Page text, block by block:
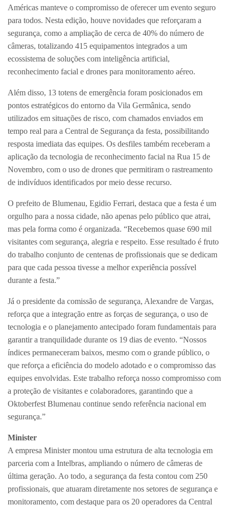
Américas manteve o compromisso de oferecer um evento seguro
para todos. Nesta edição, houve novidades que reforçaram a
segurança, como a ampliação de cerca de 40% do número de
câmeras, totalizando 415 equipamentos integrados a um
ecossistema de soluções com inteligência artificial,
reconhecimento facial e drones para monitoramento aéreo.
Além disso, 13 totens de emergência foram posicionados em
pontos estratégicos do entorno da Vila Germânica, sendo
utilizados em situações de risco, com chamados enviados em
tempo real para a Central de Segurança da festa, possibilitando
resposta imediata das equipes. Os desfiles também receberam a
aplicação da tecnologia de reconhecimento facial na Rua 15 de
Novembro, com o uso de drones que permitiram o rastreamento
de indivíduos identificados por meio desse recurso.
O prefeito de Blumenau, Egidio Ferrari, destaca que a festa é um
orgulho para a nossa cidade, não apenas pelo público que atrai,
mas pela forma como é organizada. “Recebemos quase 690 mil
visitantes com segurança, alegria e respeito. Esse resultado é fruto
do trabalho conjunto de centenas de profissionais que se dedicam
para que cada pessoa tivesse a melhor experiência possível
durante a festa.”
Já o presidente da comissão de segurança, Alexandre de Vargas,
reforça que a integração entre as forças de segurança, o uso de
tecnologia e o planejamento antecipado foram fundamentais para
garantir a tranquilidade durante os 19 dias de evento. “Nossos
índices permaneceram baixos, mesmo com o grande público, o
que reforça a eficiência do modelo adotado e o compromisso das
equipes envolvidas. Este trabalho reforça nosso compromisso com
a proteção de visitantes e colaboradores, garantindo que a
Oktoberfest Blumenau continue sendo referência nacional em
segurança.”
Minister
A empresa Minister montou uma estrutura de alta tecnologia em
parceria com a Intelbras, ampliando o número de câmeras de
última geração. Ao todo, a segurança da festa contou com 250
profissionais, que atuaram diretamente nos setores de segurança e
monitoramento, com destaque para os 20 operadores da Central